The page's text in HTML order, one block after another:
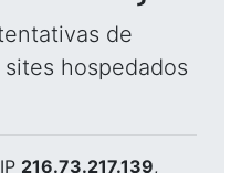
de
hospedados
216.73.217.139,